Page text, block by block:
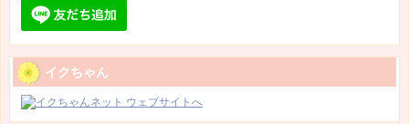
イクちゃん